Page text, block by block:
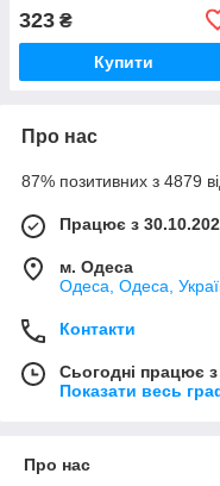
iC227
323 ₴
Купити
Про нас
87% позитивних з 4879
Працює з
м. Одеса
Одеса, Одеса,
Контакти
Сьогодні працює
Показати весь
Про нас